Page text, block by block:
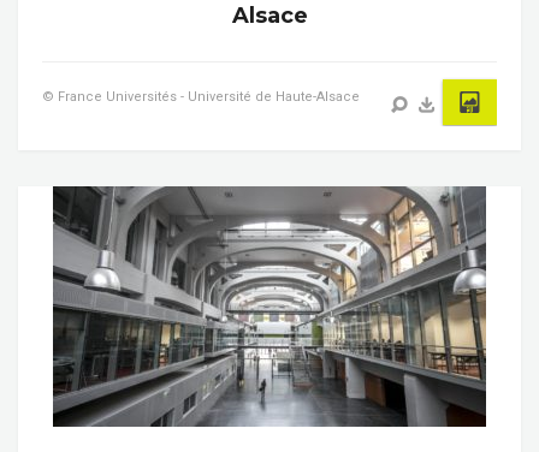
Alsace
© France Universités - Université de Haute-Alsace